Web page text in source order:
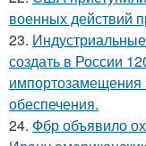
военных действий
23.
создать в России
импортозамещения
обеспечения.
24. Фбр объявило